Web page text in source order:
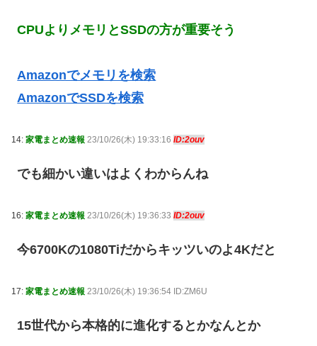
CPUよりメモリとSSDの方が重要そう
Amazonでメモリを検索
AmazonでSSDを検索
14: 家電まとめ速報 23/10/26(木) 19:33:16 ID:2ouv
でも細かい違いはよくわからんね
16: 家電まとめ速報 23/10/26(木) 19:36:33 ID:2ouv
今6700Kの1080Tiだからキッツいのよ4Kだと
17: 家電まとめ速報 23/10/26(木) 19:36:54 ID:ZM6U
15世代から本格的に進化するとかなんとか